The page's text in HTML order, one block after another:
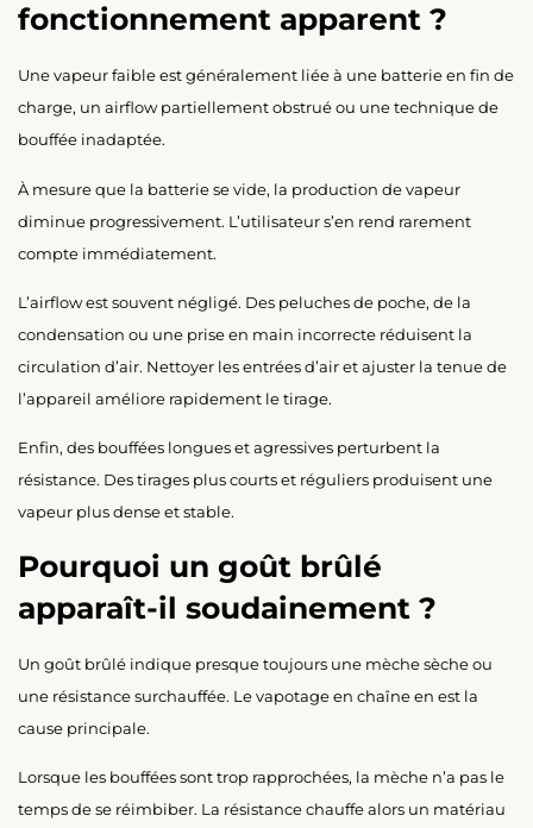
fonctionnement apparent ?
Une vapeur faible est généralement liée à une batterie en fin de
charge, un airflow partiellement obstrué ou une technique de
bouffée inadaptée.
À mesure que la batterie se vide, la production de vapeur
diminue progressivement. L’utilisateur s’en rend rarement
compte immédiatement.
L’airflow est souvent négligé. Des peluches de poche, de la
condensation ou une prise en main incorrecte réduisent la
circulation d’air. Nettoyer les entrées d’air et ajuster la tenue de
l’appareil améliore rapidement le tirage.
Enfin, des bouffées longues et agressives perturbent la
résistance. Des tirages plus courts et réguliers produisent une
vapeur plus dense et stable.
Pourquoi un goût brûlé
apparaît-il soudainement ?
Un goût brûlé indique presque toujours une mèche sèche ou
une résistance surchauffée. Le vapotage en chaîne en est la
cause principale.
Lorsque les bouffées sont trop rapprochées, la mèche n’a pas le
temps de se réimbiber. La résistance chauffe alors un matériau